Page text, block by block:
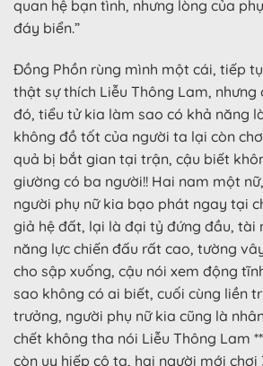
quan hệ bạn tình, nhưng lòng của
đáy biển.”
Đồng Phồn rùng mình một cái, tiếp
thật sự thích Liễu Thông Lam, nhưng
đó, tiểu tử kia làm sao có khả năng
không đồ tốt của người ta lại còn
quả bị bắt gian tại trận, cậu biết
giường có ba người!! Hai nam một
người phụ nữ kia bạo phát ngay tại
giả hệ đất, lại là đại tỷ đứng đầu, tài
năng lực chiến đấu rất cao, tường
cho sập xuống, cậu nói xem động
sao không có ai biết, cuối cùng liền
trưởng, người phụ nữ kia cũng là
chết không tha nói Liễu Thông Lam
còn uy hiếp cô ta, hai người mới chơi